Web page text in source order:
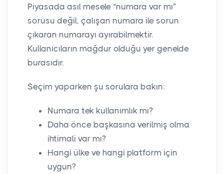
Piyasada asıl mesele “numara var mı”
sorusu değil, çalışan numara ile sorun
çıkaran numarayı ayırabilmektir.
Kullanıcıların mağdur olduğu yer genelde
burasıdır.
Seçim yaparken şu sorulara bakın:
Numara tek kullanımlık mı?
Daha önce başkasına verilmiş olma
ihtimali var mı?
Hangi ülke ve hangi platform için
uygun?